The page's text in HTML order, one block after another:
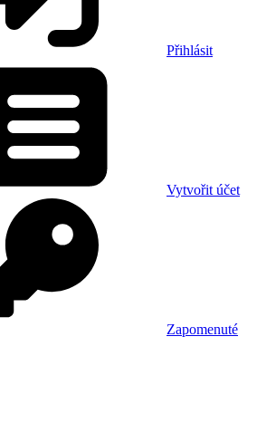
Přihlásit
Vytvořit účet
Zapomenuté